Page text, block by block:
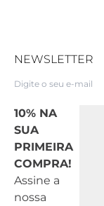
NEWSLETTER
10% NA
SUA
PRIMEIRA
COMPRA!
Assine a
nossa